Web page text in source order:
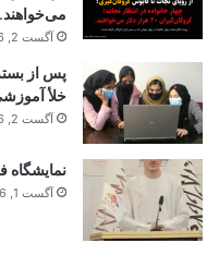
می‌خواهند.
آگست 2, 2026
پس از
خلأ
آگست 2, 2026
آگست 1, 2026